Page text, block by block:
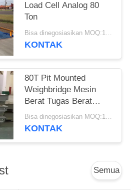
Load Cell Analog 80
Ton
Bisa dinegosiasikan MOQ:1 Set
KONTAK
80T Pit Mounted
Weighbridge Mesin
Berat Tugas Berat
Yayasan Dangkal
Bisa dinegosiasikan MOQ:1 Set
KONTAK
Semua